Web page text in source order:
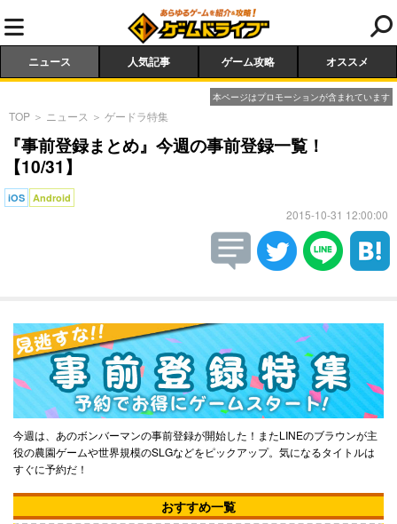
ニュース 人気記事 ゲーム攻略 オススメ
本ページはプロモーションが含まれています
TOP ＞ ニュース ＞ ゲードラ特集
『事前登録まとめ』今週の事前登録一覧！
【10/31】
iOS Android
2015-10-31 12:00:00
今週は、あのボンバーマンの事前登録が開始した！またLINEのブラウンが主
役の農園ゲームや世界規模のSLGなどをピックアップ。気になるタイトルは
すぐに予約だ！
おすすめ一覧